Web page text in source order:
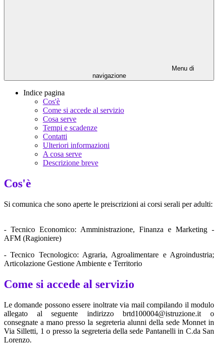
Menu di
navigazione
Indice pagina
Cos'è
Come si accede al servizio
Cosa serve
Tempi e scadenze
Contatti
Ulteriori informazioni
A cosa serve
Descrizione breve
Cos'è
Si comunica che sono aperte le preiscrizioni ai corsi serali per adulti:
- Tecnico Economico: Amministrazione, Finanza e Marketing -
AFM (Ragioniere)
- Tecnico Tecnologico: Agraria, Agroalimentare e Agroindustria;
Articolazione Gestione Ambiente e Territorio
Come si accede al servizio
Le domande possono essere inoltrate via mail compilando il modulo
allegato al seguente indirizzo brtd100004@istruzione.it o
consegnate a mano presso la segreteria alunni della sede Monnet in
Via Silletti, 1 o presso la segreteria della sede Pantanelli in C.da San
Lorenzo.